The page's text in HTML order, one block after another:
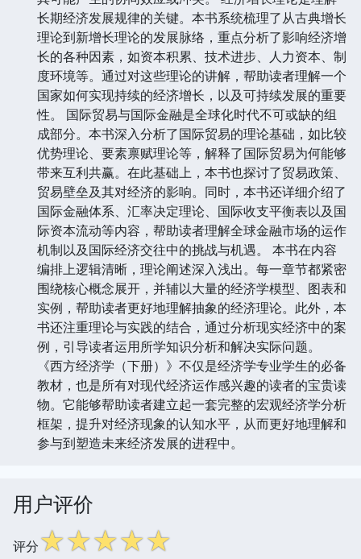
长期经济发展规律的关键。本书系统梳理了从古典增长
理论到新增长理论的发展脉络，重点分析了影响经济增
长的各种因素，如资本积累、技术进步、人力资本、制
度环境等。通过对这些理论的讲解，帮助读者理解一个
国家如何实现持续的经济增长，以及可持续发展的重要
性。 国际贸易与国际金融是全球化时代不可或缺的组
成部分。本书深入分析了国际贸易的理论基础，如比较
优势理论、要素禀赋理论等，解释了国际贸易为何能够
带来互利共赢。在此基础上，本书也探讨了贸易政策、
贸易壁垒及其对经济的影响。同时，本书还详细介绍了
国际金融体系、汇率决定理论、国际收支平衡表以及国
际资本流动等内容，帮助读者理解全球金融市场的运作
机制以及国际经济交往中的挑战与机遇。 本书在内容
编排上逻辑清晰，理论阐述深入浅出。每一章节都紧密
围绕核心概念展开，并辅以大量的经济学模型、图表和
实例，帮助读者更好地理解抽象的经济理论。此外，本
书还注重理论与实践的结合，通过分析现实经济中的案
例，引导读者运用所学知识分析和解决实际问题。
《西方经济学（下册）》不仅是经济学专业学生的必备
教材，也是所有对现代经济运作感兴趣的读者的宝贵读
物。它能够帮助读者建立起一套完整的宏观经济学分析
框架，提升对经济现象的认知水平，从而更好地理解和
参与到塑造未来经济发展的进程中。
用户评价
评分☆☆☆☆☆